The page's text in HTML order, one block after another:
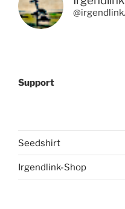
Support
Seedshirt
Irgendlink-Shop